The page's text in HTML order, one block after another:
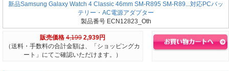
新品Samsung Galaxy Watch 4 Classic 46mm SM-R895 SM-R89...対応PCバッ
テリー・AC電源アダプター
製品番号 ECN12823_Oth
販売価格 4,199 2,939円
（送料・手数料の合計金額は、「ショッピングカ
ート」にてご確認いただけます。）